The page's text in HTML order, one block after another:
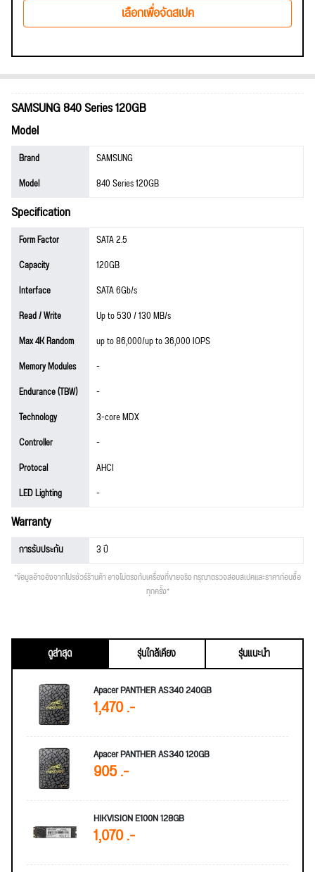
เลือกเพื่อจัดสเปค
SAMSUNG 840 Series 120GB
Model
Brand
SAMSUNG
Model
840 Series 120GB
Specification
Form Factor
SATA 2.5
Capacity
120GB
Interface
SATA 6Gb/s
Read / Write
Up to 530 / 130 MB/s
Max 4K Random
up to 86,000/up to 36,000 IOPS
Memory Modules
-
Endurance (TBW)
-
Technology
3-core MDX
Controller
-
Protocal
AHCI
LED Lighting
-
Warranty
การรับประกัน 3 ปี
*ข้อมูลอ้างอิงจากโปรชัวร์ร้านค้า อาจไม่ตรงกับเครื่องที่ขายจริง กรุณาตรวจสอบสเปคและราคาก่อนซื้อ
ทุกครั้ง*
ดูล่าสุด รุ่นใกล้เคียง
รุ่นแนะนำ
Apacer PANTHER AS340 240GB
1,470 .-
Apacer PANTHER AS340 120GB
905 .-
HIKVISION E100N 128GB
1,070 .-